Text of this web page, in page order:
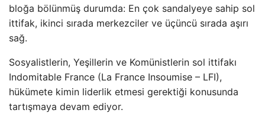
bloğa bölünmüş durumda: En çok sandalyeye sahip sol
ittifak, ikinci sırada merkezciler ve üçüncü sırada aşırı
sağ.
Sosyalistlerin, Yeşillerin ve Komünistlerin sol ittifakı
Indomitable France (La France Insoumise – LFI),
hükümete kimin liderlik etmesi gerektiği konusunda
tartışmaya devam ediyor.